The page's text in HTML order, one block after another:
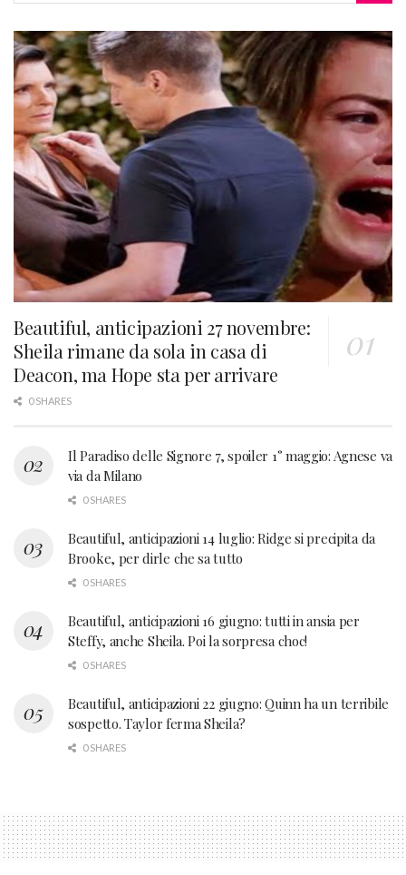
Beautiful, anticipazioni 27 novembre:
Sheila rimane da sola in casa di
Deacon, ma Hope sta per arrivare
0 SHARES
Il Paradiso delle Signore 7, spoiler 1° maggio: Agnese va
via da Milano
0 SHARES
Beautiful, anticipazioni 14 luglio: Ridge si precipita da
Brooke, per dirle che sa tutto
0 SHARES
Beautiful, anticipazioni 16 giugno: tutti in ansia per
Steffy, anche Sheila. Poi la sorpresa choc!
0 SHARES
Beautiful, anticipazioni 22 giugno: Quinn ha un terribile
sospetto. Taylor ferma Sheila?
0 SHARES